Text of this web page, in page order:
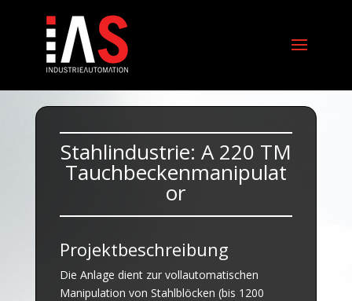
Stahlindustrie: A 220 TM
Tauchbeckenmanipulat
or
Projektbeschreibung
Die Anlage dient zur vollautomatischen
Manipulation von Stahlblöcken (bis 1200